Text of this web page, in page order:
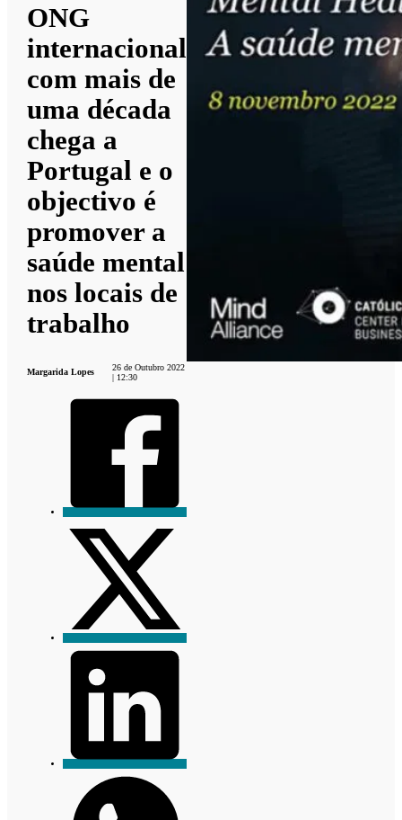
ONG
internacional
com mais de
uma década
chega a
Portugal e o
objectivo é
promover a
saúde mental
nos locais de
trabalho
Margarida Lopes
26 de Outubro 2022
| 12:30